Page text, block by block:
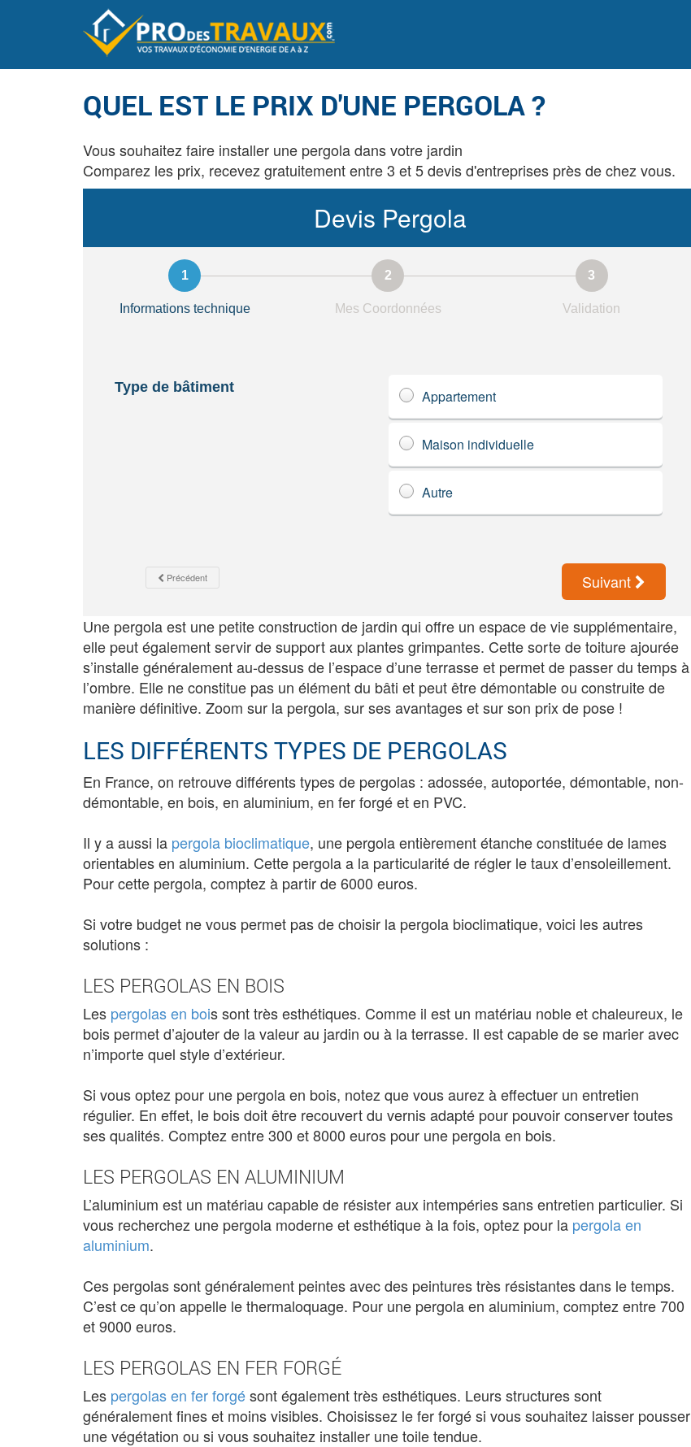
QUEL EST LE PRIX D'UNE PERGOLA ?
Vous souhaitez faire installer une pergola dans votre jardin
Comparez les prix, recevez gratuitement entre 3 et 5 devis d'entreprises près de chez vous.
Devis Pergola
Informations technique Mes Coordonnées Validation
Type de bâtiment Appartement
Maison individuelle
Autre
Précédent Suivant
Une pergola est une petite construction de jardin qui offre un espace de vie supplémentaire,
elle peut également servir de support aux plantes grimpantes. Cette sorte de toiture ajourée
s’installe généralement au-dessus de l’espace d’une terrasse et permet de passer du temps à
l’ombre. Elle ne constitue pas un élément du bâti et peut être démontable ou construite de
manière définitive. Zoom sur la pergola, sur ses avantages et sur son prix de pose !
LES DIFFÉRENTS TYPES DE PERGOLAS
En France, on retrouve différents types de pergolas : adossée, autoportée, démontable, non-
démontable, en bois, en aluminium, en fer forgé et en PVC.
Il y a aussi la pergola bioclimatique, une pergola entièrement étanche constituée de lames
orientables en aluminium. Cette pergola a la particularité de régler le taux d’ensoleillement.
Pour cette pergola, comptez à partir de 6000 euros.
Si votre budget ne vous permet pas de choisir la pergola bioclimatique, voici les autres
solutions :
LES PERGOLAS EN BOIS
Les pergolas en bois sont très esthétiques. Comme il est un matériau noble et chaleureux, le
bois permet d’ajouter de la valeur au jardin ou à la terrasse. Il est capable de se marier avec
n’importe quel style d’extérieur.
Si vous optez pour une pergola en bois, notez que vous aurez à effectuer un entretien
régulier. En effet, le bois doit être recouvert du vernis adapté pour pouvoir conserver toutes
ses qualités. Comptez entre 300 et 8000 euros pour une pergola en bois.
LES PERGOLAS EN ALUMINIUM
L’aluminium est un matériau capable de résister aux intempéries sans entretien particulier. Si
vous recherchez une pergola moderne et esthétique à la fois, optez pour la pergola en
aluminium.
Ces pergolas sont généralement peintes avec des peintures très résistantes dans le temps.
C’est ce qu’on appelle le thermaloquage. Pour une pergola en aluminium, comptez entre 700
et 9000 euros.
LES PERGOLAS EN FER FORGÉ
Les pergolas en fer forgésont également très esthétiques. Leurs structures sont
généralement fines et moins visibles. Choisissez le fer forgé si vous souhaitez laisser pousser
une végétation ou si vous souhaitez installer une toile tendue.